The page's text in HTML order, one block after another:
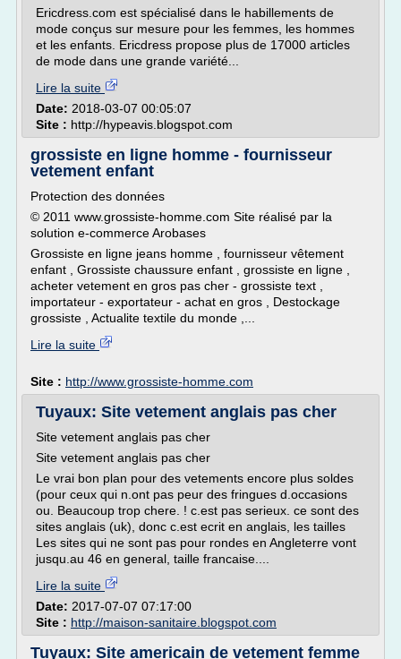
Ericdress.com est spécialisé dans le habillements de
mode conçus sur mesure pour les femmes, les hommes
et les enfants. Ericdress propose plus de 17000 articles
de mode dans une grande variété...
Lire la suite
Date: 2018-03-07 00:05:07
Site : http://hypeavis.blogspot.com
grossiste en ligne homme - fournisseur
vetement enfant
Protection des données
© 2011 www.grossiste-homme.com Site réalisé par la
solution e-commerce Arobases
Grossiste en ligne jeans homme , fournisseur vêtement
enfant , Grossiste chaussure enfant , grossiste en ligne ,
acheter vetement en gros pas cher - grossiste text ,
importateur - exportateur - achat en gros , Destockage
grossiste , Actualite textile du monde ,...
Lire la suite
Site : http://www.grossiste-homme.com
Tuyaux: Site vetement anglais pas cher
Site vetement anglais pas cher
Site vetement anglais pas cher
Le vrai bon plan pour des vetements encore plus soldes
(pour ceux qui n.ont pas peur des fringues d.occasions
ou. Beaucoup trop chere. ! c.est pas serieux. ce sont des
sites anglais (uk), donc c.est ecrit en anglais, les tailles
Les sites qui ne sont pas pour rondes en Angleterre vont
jusqu.au 46 en general, taille francaise....
Lire la suite
Date: 2017-07-07 07:17:00
Site : http://maison-sanitaire.blogspot.com
Tuyaux: Site americain de vetement femme